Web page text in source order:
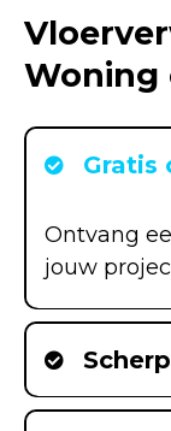
Woning
Gratis
Ontvang
jouw